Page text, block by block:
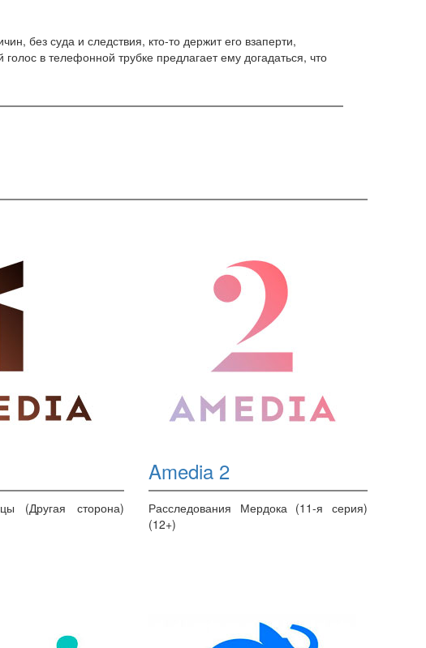
без суда и следствия, кто-то держит его взаперти,
в телефонной трубке предлагает ему догадаться, что
(Другая сторона)
Amedia 2
Расследования Мердока (11-я серия)
(12+)